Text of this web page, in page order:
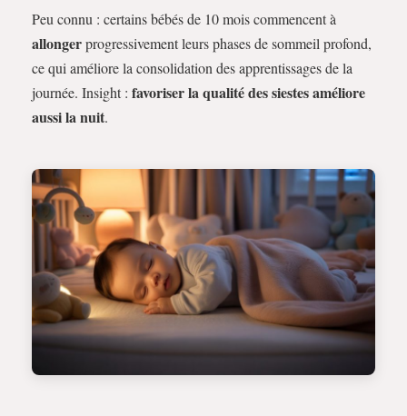
Peu connu : certains bébés de 10 mois commencent à
allongerprogressivement leurs phases de sommeil profond,
ce qui améliore la consolidation des apprentissages de la
journée. Insight : favoriser la qualité des siestes améliore
aussi la nuit.